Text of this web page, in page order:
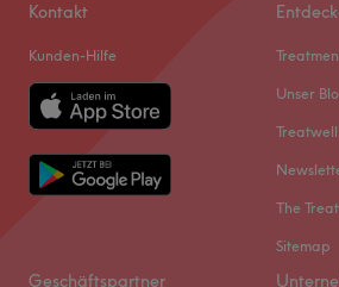
Kontakt
Kunden-Hilfe
Unser
The
Sitemap
Geschäftspartner